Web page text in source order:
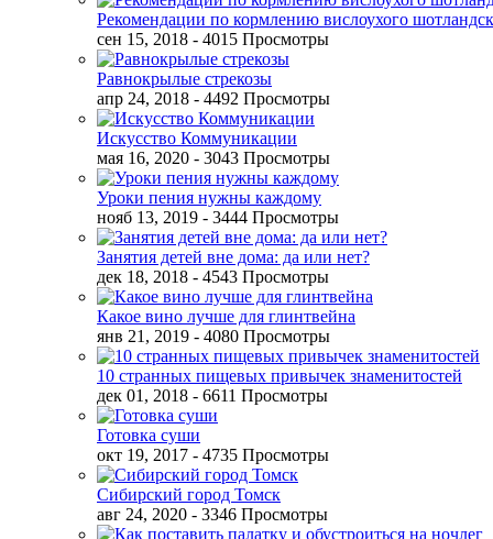
Рекомендации по кормлению вислоухого
сен 15, 2018 - 4015 Просмотры
Равнокрылые стрекозы
апр 24, 2018 - 4492 Просмотры
Искусство Коммуникации
мая 16, 2020 - 3043 Просмотры
Уроки пения нужны каждому
нояб 13, 2019 - 3444 Просмотры
Занятия детей вне дома: да или нет?
дек 18, 2018 - 4543 Просмотры
Какое вино лучше для глинтвейна
янв 21, 2019 - 4080 Просмотры
10 странных пищевых привычек знаменитостей
дек 01, 2018 - 6611 Просмотры
Готовка суши
окт 19, 2017 - 4735 Просмотры
Сибирский город Томск
авг 24, 2020 - 3346 Просмотры